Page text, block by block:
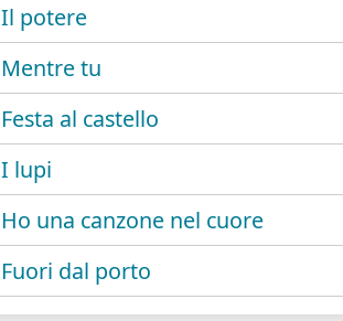
Il potere
Mentre tu
Festa al castello
I lupi
Ho una canzone nel cuore
Fuori dal porto